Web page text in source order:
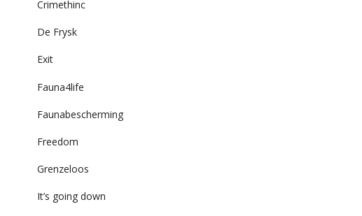
Crimethinc
De Frysk
Exit
Fauna4life
Faunabescherming
Freedom
Grenzeloos
It’s going down